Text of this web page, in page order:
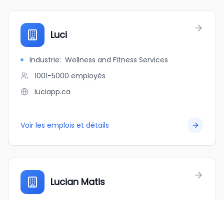
Luci
Industrie: Wellness and Fitness Services
1001-5000 employés
luciapp.ca
Voir les emplois et détails
Lucian Matis